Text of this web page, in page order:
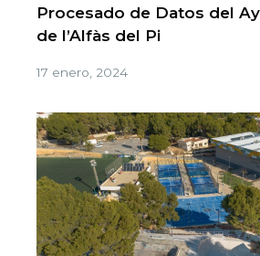
Procesado de Datos del
de l’Alfàs del Pi
17 enero, 2024